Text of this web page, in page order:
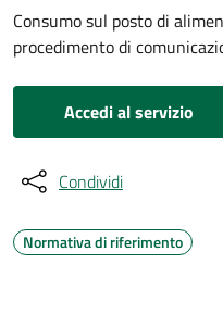
Consumo sul posto di
procedimento di
Accedi al servizio
Condividi
Normativa di riferimento